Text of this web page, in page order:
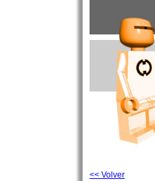
<< Volver